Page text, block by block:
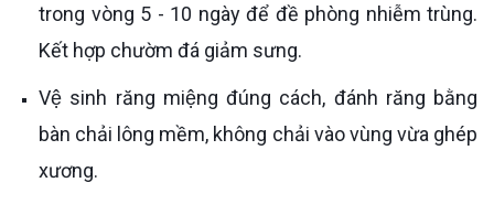
trong vòng 5 - 10 ngày để đề phòng nhiễm trùng.
Kết hợp chườm đá giảm sưng.
Vệ sinh răng miệng đúng cách, đánh răng bằng
bàn chải lông mềm, không chải vào vùng vừa ghép
xương.